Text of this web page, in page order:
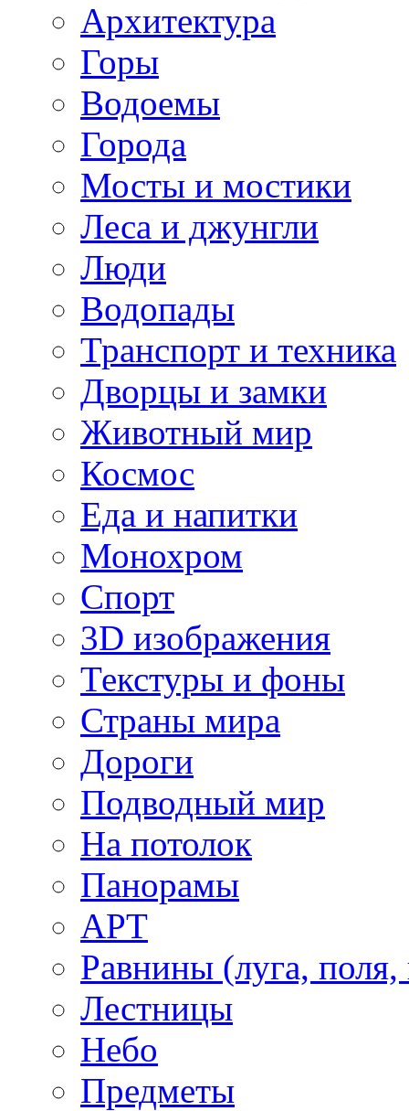
Архитектура
Горы
Водоемы
Города
Мосты и мостики
Леса и джунгли
Люди
Водопады
Транспорт и техника
Дворцы и замки
Животный мир
Космос
Еда и напитки
Монохром
Спорт
3D изображения
Текстуры и фоны
Страны мира
Дороги
Подводный мир
На потолок
Панорамы
АРТ
Равнины (луга,
Лестницы
Небо
Предметы